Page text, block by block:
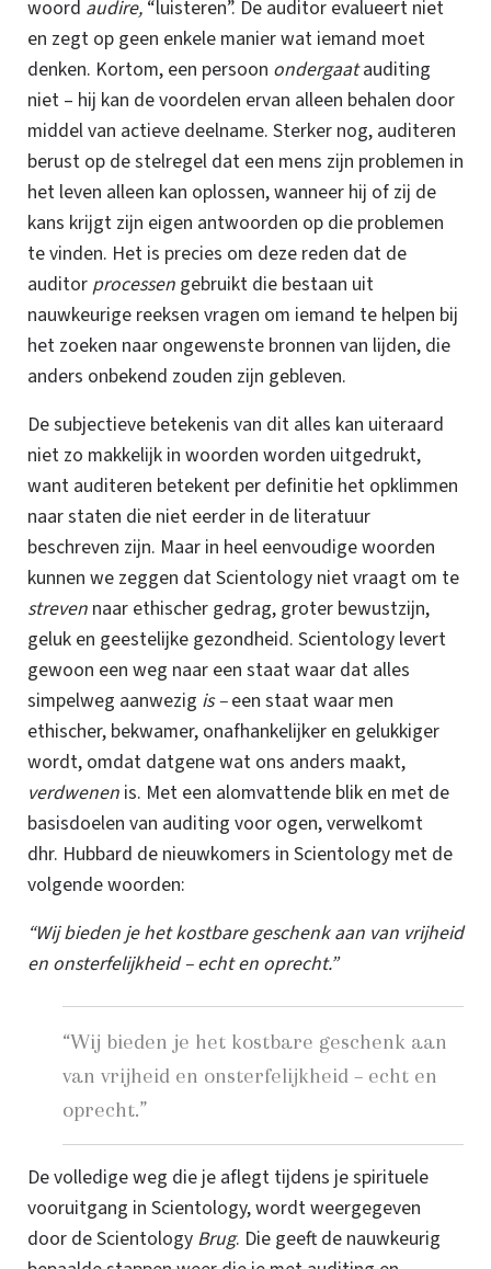
woord audire, “luisteren”. De auditor evalueert niet
en zegt op geen enkele manier wat iemand moet
denken. Kortom, een persoon ondergaatauditing
niet – hij kan de voordelen ervan alleen behalen door
middel van actieve deelname. Sterker nog, auditeren
berust op de stelregel dat een mens zijn problemen in
het leven alleen kan oplossen, wanneer hij of zij de
kans krijgt zijn eigen antwoorden op die problemen
te vinden. Het is precies om deze reden dat de
auditor processen gebruikt die bestaan uit
nauwkeurige reeksen vragen om iemand te helpen bij
het zoeken naar ongewenste bronnen van lijden, die
anders onbekend zouden zijn gebleven.
De subjectieve betekenis van dit alles kan uiteraard
niet zo makkelijk in woorden worden uitgedrukt,
want auditeren betekent per definitie het opklimmen
naar staten die niet eerder in de literatuur
beschreven zijn. Maar in heel eenvoudige woorden
kunnen we zeggen dat Scientology niet vraagt om te
streven naar ethischer gedrag, groter bewustzijn,
geluk en geestelijke gezondheid. Scientology levert
gewoon een weg naar een staat waar dat alles
simpelweg aanwezig is –een staat waar men
ethischer, bekwamer, onafhankelijker en gelukkiger
wordt, omdat datgene wat ons anders maakt,
verdwenen is. Met een alomvattende blik en met de
basisdoelen van auditing voor ogen, verwelkomt
dhr. Hubbard de nieuwkomers in Scientology met de
volgende woorden:
“Wij bieden je het kostbare geschenk aan van vrijheid
en onsterfelijkheid – echt en oprecht.”
“Wij bieden je het kostbare geschenk aan
van vrijheid en onsterfelijkheid – echt en
oprecht.”
De volledige weg die je aflegt tijdens je spirituele
vooruitgang in Scientology, wordt weergegeven
door de Scientology Brug. Die geeft de nauwkeurig